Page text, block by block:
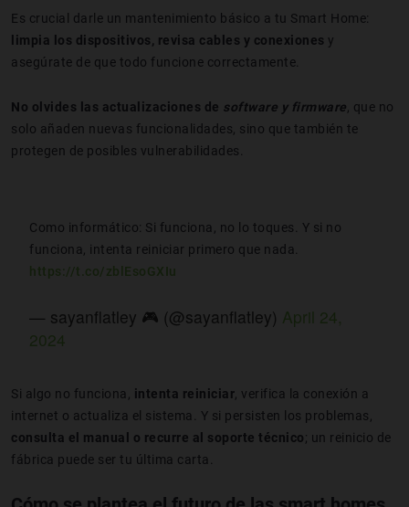
Es crucial darle un mantenimiento básico a tu Smart Home:
limpia los dispositivos, revisa cables y conexiones y
asegúrate de que todo funcione correctamente.
No olvides las actualizaciones de software y firmware , que no
solo añaden nuevas funcionalidades, sino que también te
protegen de posibles vulnerabilidades.
Como informático: Si funciona, no lo toques. Y si no
funciona, intenta reiniciar primero que nada.
https://t.co/zblEsoGXIu
— sayanflatley 🎮 (@sayanflatley) April 24,
2024
Si algo no funciona, intenta reiniciar , verifica la conexión a
internet o actualiza el sistema. Y si persisten los problemas,
consulta el manual o recurre al soporte técnico; un reinicio de
fábrica puede ser tu última carta.